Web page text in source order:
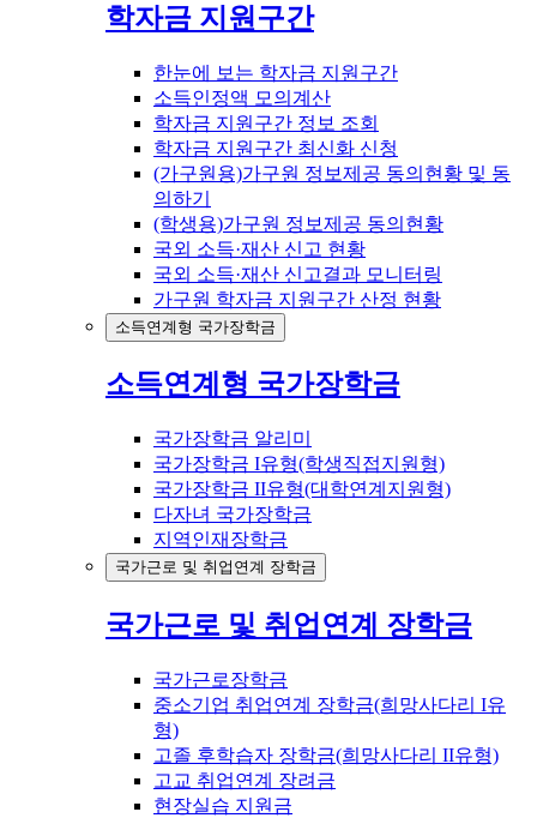
학자금 지원구간
한눈에 보는 학자금 지원구간
소득인정액 모의계산
학자금 지원구간 정보 조회
학자금 지원구간 최신화 신청
(가구원용)가구원 정보제공 동의현황 및 동
의하기
(학생용)가구원 정보제공 동의현황
국외 소득·재산 신고 현황
국외 소득·재산 신고결과 모니터링
가구원 학자금 지원구간 산정 현황
소득연계형 국가장학금
소득연계형 국가장학금
국가장학금 알리미
국가장학금 I유형(학생직접지원형)
국가장학금 II유형(대학연계지원형)
다자녀 국가장학금
지역인재장학금
국가근로 및 취업연계 장학금
국가근로 및 취업연계 장학금
국가근로장학금
중소기업 취업연계 장학금(희망사다리 I유
형)
고졸 후학습자 장학금(희망사다리 II유형)
고교 취업연계 장려금
현장실습 지원금